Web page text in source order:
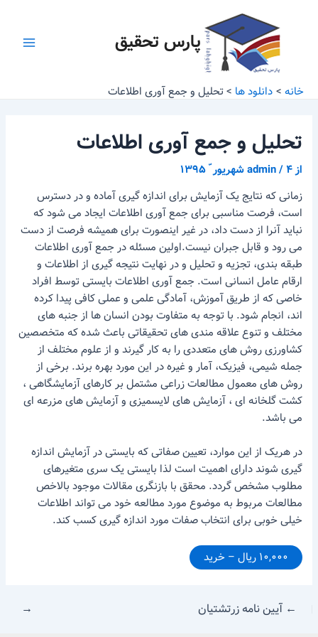
پارس تحقیق
خانه دانلود ها تحلیل و جمع آوری اطلاعات
تحلیل و جمع آوری اطلاعات
از admin/۴ شهریور ّ ۱۳۹۵
زمانی که نتایج یک آزمایش برای اندازه گیری آماده و در دسترس
است، فرصت مناسبی برای جمع آوری اطلاعات ایجاد می شود که
نباید آنرا از دست داد، در غیر اینصورت برای همیشه فرصت از دست
می رود و قابل جبران نیست.اولین مسئله در جمع آوری اطلاعات
طبقه بندی، تجزیه و تحلیل و در نهایت نتیجه گیری از اطلاعات و
ارقام عامل انسانی است. جمع آوری اطلاعات بایستی توسط افراد
خاصی که از طریق آموزش، آمادگی علمی و عملی کافی پیدا کرده
اند، انجام شود. با توجه به متفاوت بودن انسان ها از جنبه های
مختلف و تنوع علاقه مندی های تحقیقاتی باعث شده که متخصصین
کشاورزی روش های متعددی را به کار گیرند و از علوم مختلف از
جمله شیمی، فیزیک، آمار و غیره در این مورد بهره برند. برخی از
روش های معمول مطالعات زراعی مشتمل بر کارهای آزمایشگاهی ،
کشت گلخانه ای ، آزمایش های لایسمیزی و آزمایش های مزرعه ای
می باشد.
در هریک از این موارد، تعیین صفاتی که بایستی در آزمایش اندازه
گیری شوند دارای اهمیت است لذا بایستی یک سری متغیرهای
مطلوب مشخص گردد. محقق با بازنگری مقالات موجود بالاخص
مطالعات مربوط به موضوع مورد مطالعه خود می تواند اطلاعات
خیلی خوبی برای انتخاب صفات مورد اندازه گیری کسب کند.
۱۰,۰۰۰ ریال – خرید
← آیین نامه زرتشتیان →